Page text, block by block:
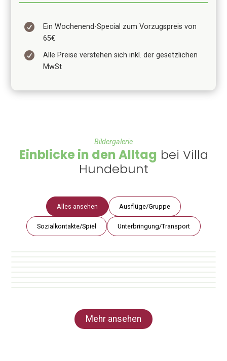

Ein Wochenend-Special zum Vorzugspreis von
65€

Alle Preise verstehen sich inkl. der gesetzlichen
MwSt
Bildergalerie
Einblicke in den Alltag bei Villa
Hundebunt
Alles ansehen Ausflüge/Gruppe
Sozialkontakte/Spiel Unterbringung/Transport
Mehr ansehen